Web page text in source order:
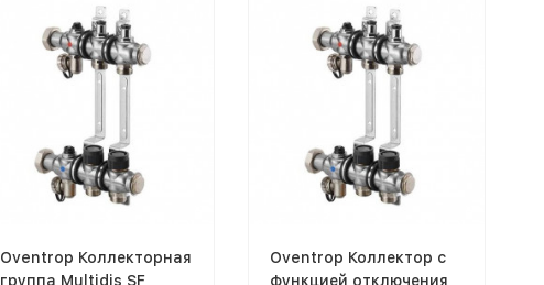
Oventrop Коллекторная
группа Multidis SF
Oventrop Коллектор с
функцией отключения